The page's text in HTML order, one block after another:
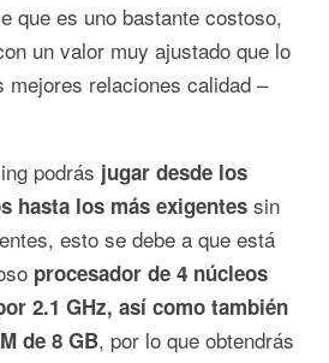
que es uno bastante costoso,
un valor muy ajustado que lo
mejores relaciones calidad –
podrás jugar desde los
hasta los más exigentes sin
esto se debe a que está
procesador de 4 núcleos
2.1 GHz, así como también
de 8 GB, por lo que obtendrás